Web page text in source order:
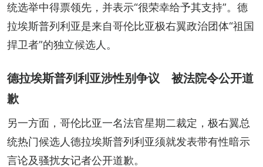
统选举中得票领先，并表示“很荣幸给予其支持”。德
拉埃斯普列利亚是来自哥伦比亚极右翼政治团体“祖国
捍卫者”的独立候选人。
德拉埃斯普列利亚涉性别争议 被法院令公开道
歉
另一方面，哥伦比亚一名法官星期二裁定，极右翼总
统热门候选人德拉埃斯普列利亚须就发表带有性暗示
言论及骚扰女记者公开道歉。